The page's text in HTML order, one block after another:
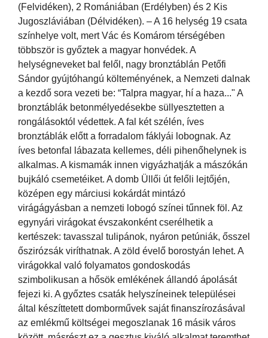
(Felvidéken), 2 Romániában (Erdélyben) és 2 Kis
Jugoszláviában (Délvidéken). – A 16 helység 19 csata
színhelye volt, mert Vác és Komárom térségében
többször is győztek a magyar honvédek. A
helységneveket bal felől, nagy bronztáblán Petőfi
Sándor gyújtóhangú költeményének, a Nemzeti dalnak
a kezdő sora vezeti be: “Talpra magyar, hí a haza..." A
bronztáblák betonmélyedésekbe süllyesztetten a
rongálásoktól védettek. A fal két szélén, íves
bronztáblák előtt a forradalom fáklyái lobognak. Az
íves betonfal lábazata kellemes, déli pihenőhelynek is
alkalmas. A kismamák innen vigyázhatják a mászókán
bujkáló csemetéiket. A domb Üllői út felőli lejtőjén,
középen egy márciusi kokárdát mintázó
virágágyásban a nemzeti lobogó színei tűnnek föl. Az
egynyári virágokat évszakonként cserélhetik a
kertészek: tavasszal tulipánok, nyáron petúniák, ősszel
őszirózsák viríthatnak. A zöld évelő borostyán lehet. A
virágokkal való folyamatos gondoskodás
szimbolikusan a hősök emlékének állandó ápolását
fejezi ki. A győztes csaták helyszíneinek települései
által készíttetett domborművek saját finanszírozásával
az emlékmű költségei megoszlanak 16 másik város